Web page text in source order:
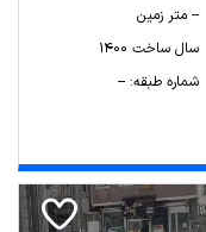
-- متر زمین
سال ساخت 1400
شماره طبقه: --